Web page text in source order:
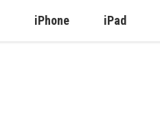
iPhone iPad